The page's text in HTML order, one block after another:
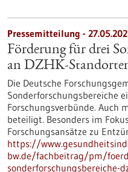
Pressemitteilung -
Förderung für drei
an DZHK-
Die Deutsche
Sonderforschungsbereiche
Forschungsverbünde. Auch
beteiligt. Besonders im
Forschungsansätze zu
https://
bw.de/fachbeitrag/pm/
sonderforschungsbereiche-